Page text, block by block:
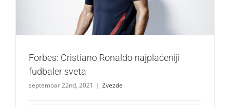
Forbes: Cristiano Ronaldo najplaćeniji
fudbaler sveta
septembar 22nd, 2021 | Zvezde